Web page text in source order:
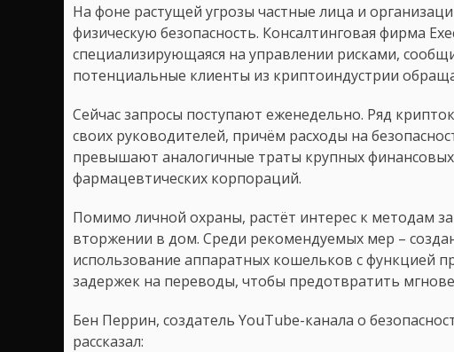
На фоне растущей угрозы частные лица и
физическую безопасность. Консалтинговая фирма
специализирующаяся на управлении рисками,
потенциальные клиенты из криптоиндустрии
Сейчас запросы поступают еженедельно. Ряд
своих руководителей, причём расходы на
превышают аналогичные траты крупных
фармацевтических корпораций.
Помимо личной охраны, растёт интерес к методам
вторжении в дом. Среди рекомендуемых мер –
использование аппаратных кошельков с функцией
задержек на переводы, чтобы предотвратить
Бен Перрин, создатель YouTube-канала о
рассказал: